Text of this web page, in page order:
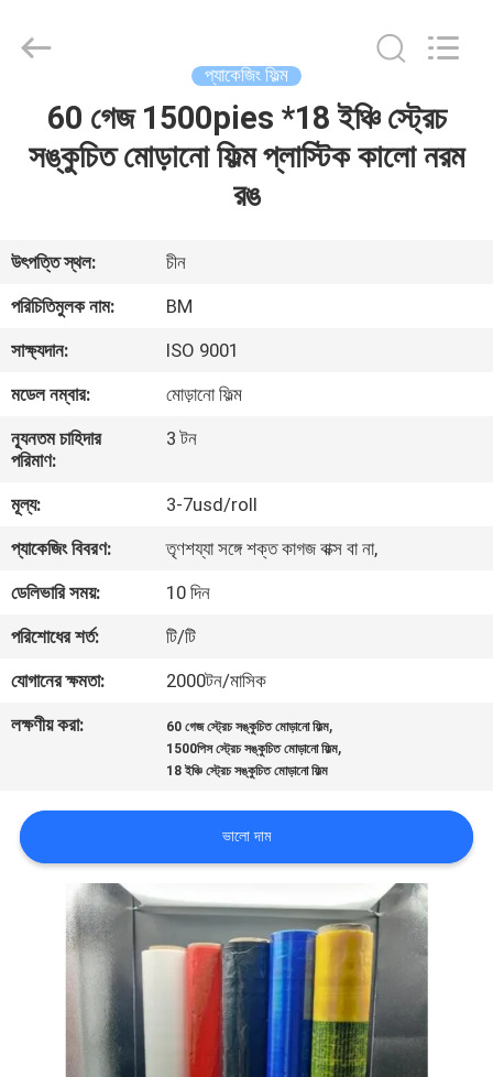
ভিডিও
সম্বন্ধে
কারখানা
গুণমান
নিয়ন্ত্রণ
সাথে
যোগাযোগ
খবর
উদ্ধৃতি
অনুরোধ
Exporting
Reserved.
প্যাকেজিং ফিল্ম
60 গেজ 1500pies *18 ইঞ্চি স্ট্রেচ
সঙ্কুচিত মোড়ানো ফিল্ম প্লাস্টিক কালো নরম
রঙ
উৎপত্তি স্থল:
চীন
পরিচিতিমুলক নাম:
BM
সাক্ষ্যদান:
ISO 9001
মডেল নম্বার:
মোড়ানো ফিল্ম
ন্যূনতম চাহিদার
পরিমাণ:
3 টন
মূল্য:
3-7usd/roll
প্যাকেজিং বিবরণ:
তৃণশয্যা সঙ্গে শক্ত কাগজ বাক্স বা না,
ডেলিভারি সময়:
10 দিন
পরিশোধের শর্ত:
টি/টি
যোগানের ক্ষমতা:
2000টন/মাসিক
লক্ষণীয় করা:
60 গেজ স্ট্রেচ সঙ্কুচিত মোড়ানো ফিল্ম,
1500পিস স্ট্রেচ সঙ্কুচিত মোড়ানো ফিল্ম,
18 ইঞ্চি স্ট্রেচ সঙ্কুচিত মোড়ানো ফিল্ম
ভালো দাম